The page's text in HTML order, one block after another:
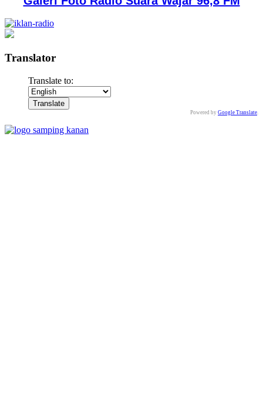
Translator
Translate to:
Powered by Google Translate